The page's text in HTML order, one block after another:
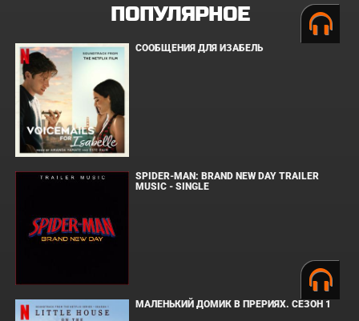
ПОПУЛЯРНОЕ
СООБЩЕНИЯ ДЛЯ ИЗАБЕЛЬ
SPIDER-MAN: BRAND NEW DAY TRAILER
MUSIC - SINGLE
МАЛЕНЬКИЙ ДОМИК В ПРЕРИЯХ. СЕЗОН 1